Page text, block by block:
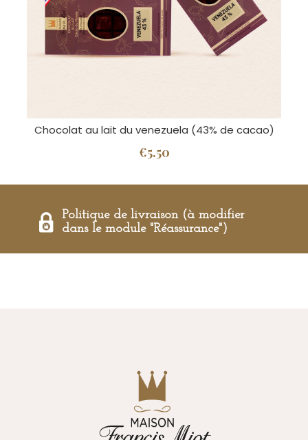
Chocolat au lait du venezuela (43% de cacao)
€5.50
Politique de livraison (à modifier
dans le module "Réassurance")